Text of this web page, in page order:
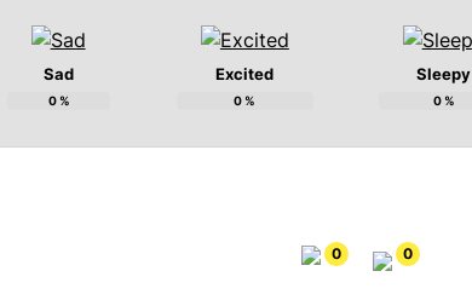
Sad
0%
Excited
0%
Sleepy
0%
0 0